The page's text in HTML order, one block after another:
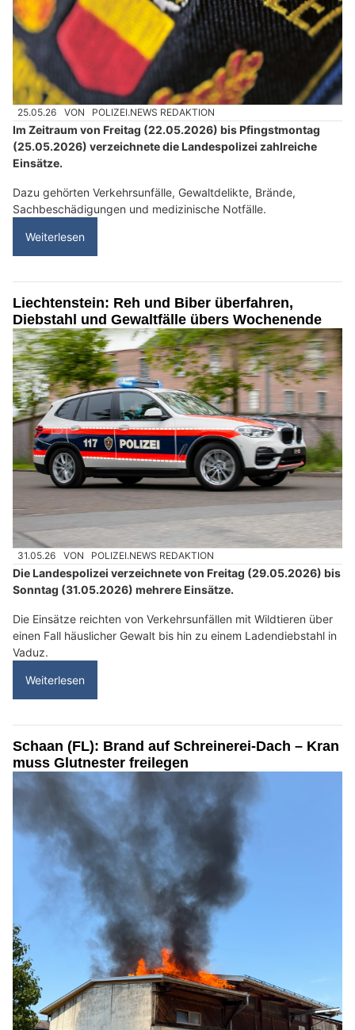
25.05.26 VON POLIZEI.NEWS REDAKTION
Im Zeitraum von Freitag (22.05.2026) bis Pfingstmontag
(25.05.2026) verzeichnete die Landespolizei zahlreiche
Einsätze.
Dazu gehörten Verkehrsunfälle, Gewaltdelikte, Brände,
Sachbeschädigungen und medizinische Notfälle.
Weiterlesen
Liechtenstein: Reh und Biber überfahren,
Diebstahl und Gewaltfälle übers Wochenende
31.05.26 VON POLIZEI.NEWS REDAKTION
Die Landespolizei verzeichnete von Freitag (29.05.2026) bis
Sonntag (31.05.2026) mehrere Einsätze.
Die Einsätze reichten von Verkehrsunfällen mit Wildtieren über
einen Fall häuslicher Gewalt bis hin zu einem Ladendiebstahl in
Vaduz.
Weiterlesen
Schaan (FL): Brand auf Schreinerei-Dach – Kran
muss Glutnester freilegen